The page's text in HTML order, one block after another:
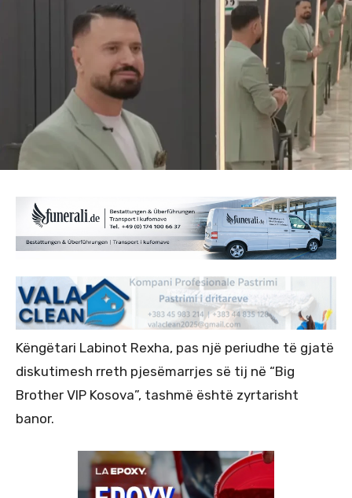
Këngëtari Labinot Rexha, pas një periudhe të gjatë
diskutimesh rreth pjesëmarrjes së tij në “Big
Brother VIP Kosova”, tashmë është zyrtarisht
banor.